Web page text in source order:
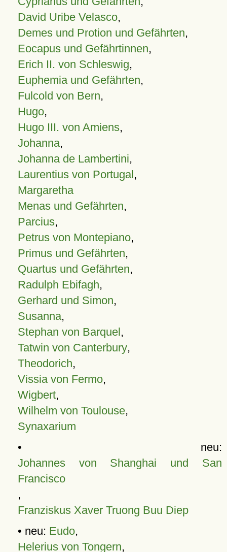
David Uribe Velasco,
Demes und Protion und Gefährten,
Eocapus und Gefährtinnen,
Erich II. von Schleswig,
Euphemia und Gefährten,
Fulcold von Bern,
Hugo,
Hugo III. von Amiens,
Johanna,
Johanna de Lambertini,
Laurentius von Portugal,
Margaretha
Menas und Gefährten,
Parcius,
Petrus von Montepiano,
Primus und Gefährten,
Quartus und Gefährten,
Radulph Ebifagh,
Gerhard und Simon,
Susanna,
Stephan von Barquel,
Tatwin von Canterbury,
Theodorich,
Vissia von Fermo,
Wigbert,
Wilhelm von Toulouse,
Synaxarium
• neu:
Johannes von Shanghai und San
Francisco
,
Franziskus Xaver Truong Buu Diep
• neu: Eudo,
Helerius von Tongern,